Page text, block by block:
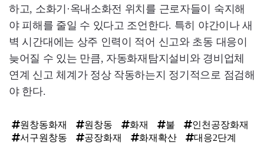
하고, 소화기·옥내소화전 위치를 근로자들이 숙지해
야 피해를 줄일 수 있다고 조언한다. 특히 야간이나 새
벽 시간대에는 상주 인력이 적어 신고와 초동 대응이
늦어질 수 있는 만큼, 자동화재탐지설비와 경비업체
연계 신고 체계가 정상 작동하는지 정기적으로 점검해
야 한다.
원창동화재 원창동 화재 불
인천공장화재
서구원창동
공장화재 화재확산
대응2단계